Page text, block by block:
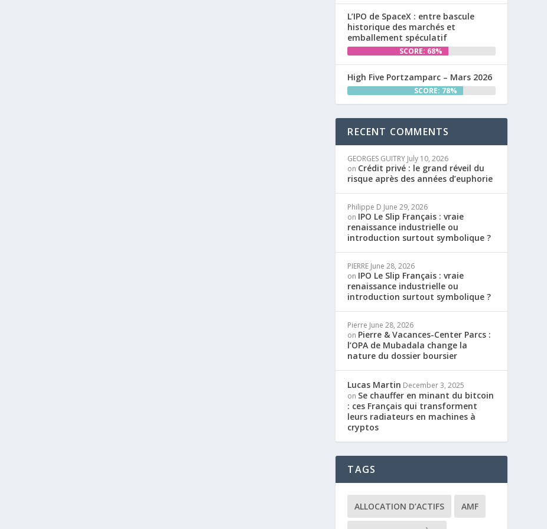
L’IPO de SpaceX : entre bascule
historique des marchés et
emballement spéculatif
SCORE: 68%
High Five Portzamparc – Mars 2026
SCORE: 78%
RECENT COMMENTS
GEORGES GUITRY July 10, 2026
on Crédit privé : le grand réveil du
risque après des années d’euphorie
Philippe D June 29, 2026
on IPO Le Slip Français : vraie
renaissance industrielle ou
introduction surtout symbolique ?
PIERRE June 28, 2026
on IPO Le Slip Français : vraie
renaissance industrielle ou
introduction surtout symbolique ?
Pierre June 28, 2026
on Pierre & Vacances-Center Parcs :
l’OPA de Mubadala change la
nature du dossier boursier
Lucas Martin December 3, 2025
on Se chauffer en minant du bitcoin
: ces Français qui transforment
leurs radiateurs en machines à
cryptos
TAGS
ALLOCATION D’ACTIFS AMF